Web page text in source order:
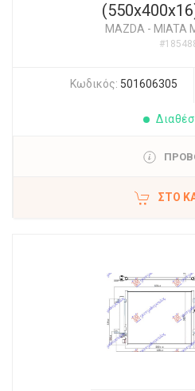
MAZDA- MIATA
Κωδικός: 501606305
ΣΤΟ